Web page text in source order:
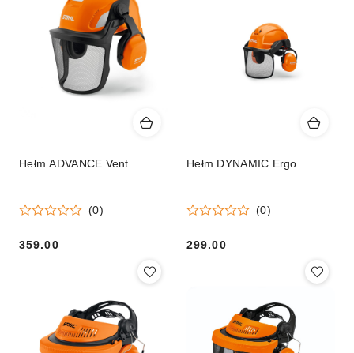
Hełm ADVANCE Vent
(0)
Cena:
359.00
Hełm DYNAMIC Ergo
(0)
Cena:
299.00